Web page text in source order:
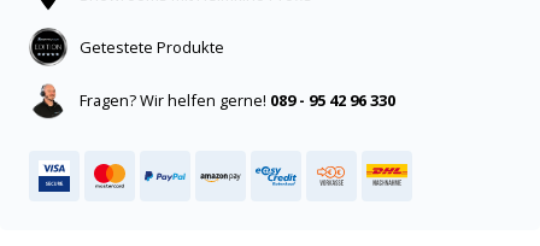
Getestete Produkte
Fragen? Wir helfen gerne! 089 - 95 42 96 330